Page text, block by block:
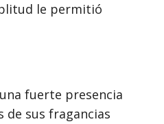
le permitió
fuerte presencia
de sus fragancias